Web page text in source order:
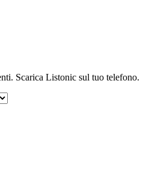
Scarica Listonic sul tuo telefono.